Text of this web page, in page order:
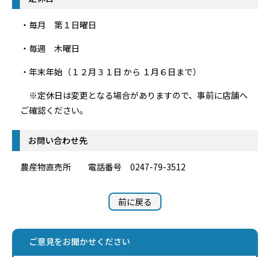
・毎月 第１日曜日
・毎週 木曜日
・年末年始（１２月３１日 から １月６日まで）
※定休日は変更となる場合がありますので、事前に店舗へ
ご確認ください。
お問い合わせ先
農産物直売所 電話番号 0247-79-3512
前に戻る
ご意見をお聞かせください